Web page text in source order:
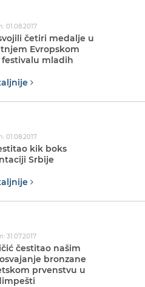
01.08.2017
četiri medalje u
Evropskom
mladih
01.08.2017
kik boks
Srbije
31.07.2017
čestitao našim
bronzane
prvenstvu u